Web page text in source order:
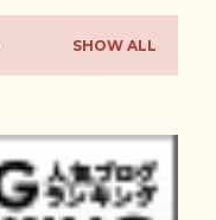
SHOW ALL